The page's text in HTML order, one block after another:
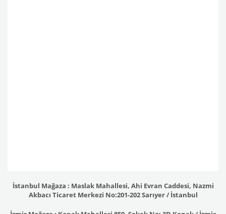
İstanbul Mağaza : Maslak Mahallesi, Ahi Evran Caddesi, Nazmi
Akbacı Ticaret Merkezi No:201-202 Sarıyer / İstanbul